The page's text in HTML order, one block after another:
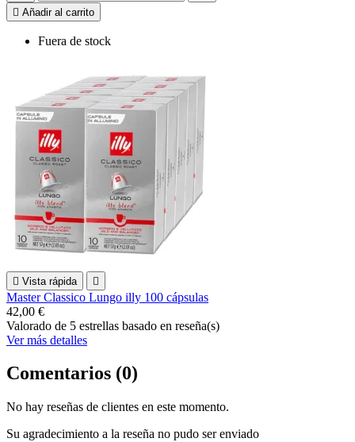
 Añadir al carrito
Fuera de stock
 Vista rápida 
Master Classico Lungo illy 100 cápsulas
42,00 €
Valorado de 5 estrellas basado en reseña(s)
Ver más detalles
Comentarios (0)
No hay reseñas de clientes en este momento.
Su agradecimiento a la reseña no pudo ser enviado